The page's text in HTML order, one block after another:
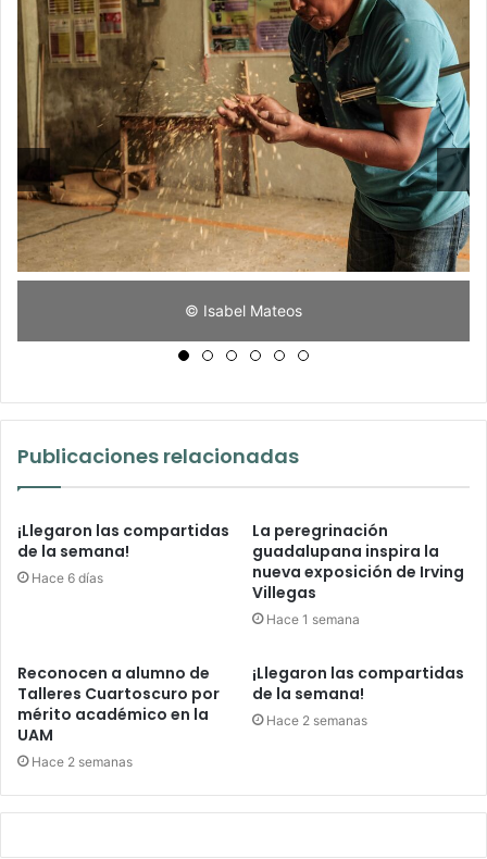
© Isabel Mateos
Publicaciones relacionadas
¡Llegaron las compartidas
de la semana!
Hace 6 días
La peregrinación
guadalupana inspira la
nueva exposición de Irving
Villegas
Hace 1 semana
Reconocen a alumno de
Talleres Cuartoscuro por
mérito académico en la
UAM
Hace 2 semanas
¡Llegaron las compartidas
de la semana!
Hace 2 semanas